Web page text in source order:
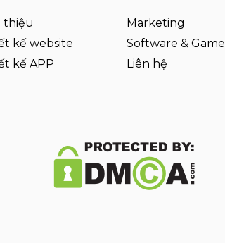
thiệu
kế website
kế APP
Marketing
Software & Game
Liên hệ